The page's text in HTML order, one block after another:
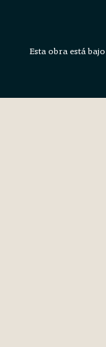
Esta obra está